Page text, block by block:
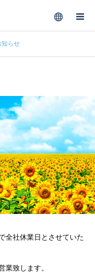
知らせ
全社休業日とさせていた
業致します。